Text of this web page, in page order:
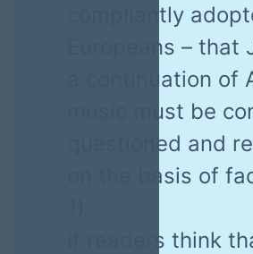
compliantly
Europeans – that
a continuation of
music must be
questioned and
on the basis of
If readers think